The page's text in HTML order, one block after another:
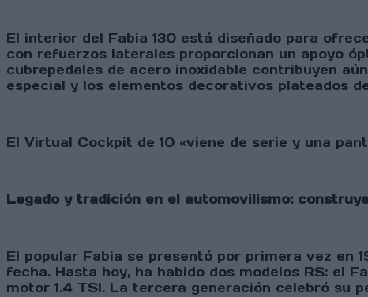
El interior del Fabia 130 está diseñado para
con refuerzos laterales proporcionan un apoyo
cubrepedales de acero inoxidable contribuyen
especial y los elementos decorativos plateados
El Virtual Cockpit de 10 «viene de serie y una
Legado y tradición en el automovilismo:
El popular Fabia se presentó por primera vez en
fecha. Hasta hoy, ha habido dos modelos RS: el
motor 1.4 TSI. La tercera generación celebró su